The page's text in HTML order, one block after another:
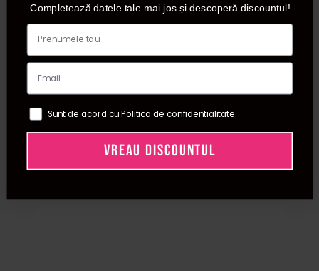
Completează datele tale mai jos și descoperă discountul!
Sunt de acord cu Politica de confidentialitate
VREAU DISCOUNTUL